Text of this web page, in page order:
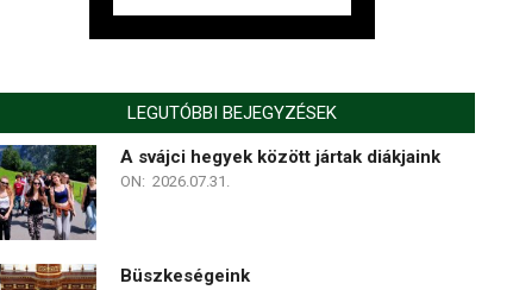
LEGUTÓBBI BEJEGYZÉSEK
A svájci hegyek között jártak diákjaink
ON: 2026.07.31.
Büszkeségeink